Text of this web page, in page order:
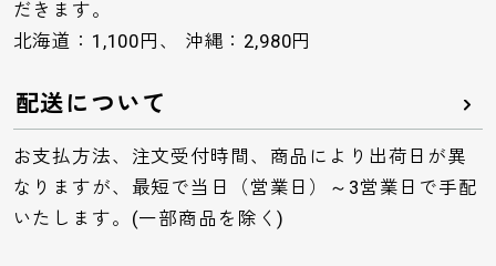
だきます。
北海道：1,100円、 沖縄：2,980円
配送について
お支払方法、注文受付時間、商品により出荷日が異
なりますが、最短で当日（営業日）～3営業日で手配
いたします。(一部商品を除く)